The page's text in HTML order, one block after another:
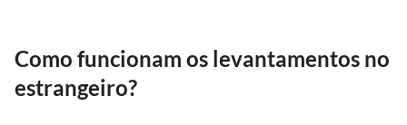
Como funcionam os levantamentos no
estrangeiro?